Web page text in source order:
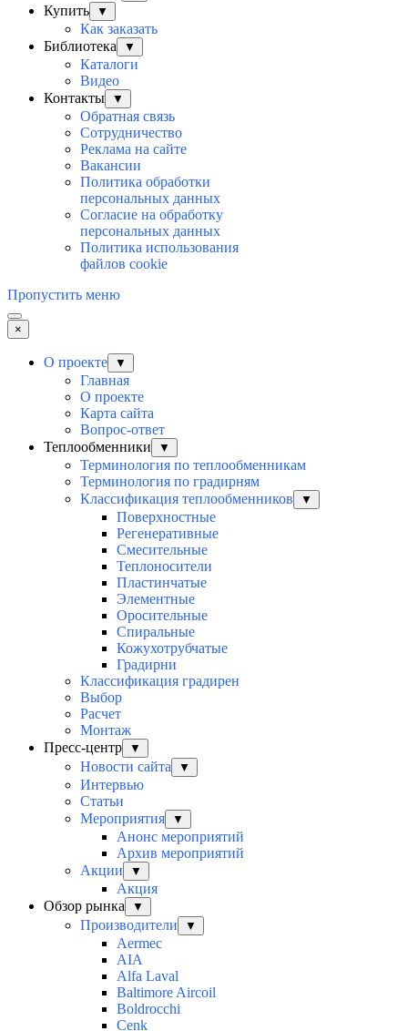
Купить ▼
Как заказать
Библиотека
▼
Каталоги
Видео
Контакты
▼
Обратная связь
Сотрудничество
Реклама на сайте
Вакансии
Политика обработки
персональных данных
Согласие на обработку
персональных данных
Политика использования
файлов cookie
Пропустить меню
×
О проекте ▼
Главная
О проекте
Карта сайта
Вопрос-ответ
Теплообменники
▼
Терминология по теплообменникам
Терминология по градирням
Классификация теплообменников
▼
Поверхностные
Регенеративные
Смесительные
Теплоносители
Пластинчатые
Элементные
Оросительные
Спиральные
Кожухотрубчатые
Градирни
Классификация градирен
Выбор
Расчет
Монтаж
Пресс-центр
▼
Новости сайта ▼
Интервью
Статьи
Мероприятия
▼
Анонс мероприятий
Архив мероприятий
Акции
▼
Акция
Обзор рынка
▼
Производители ▼
Aermec
AIA
Alfa Laval
Baltimore Aircoil
Boldrocchi
Cenk